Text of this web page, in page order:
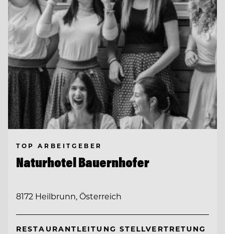
TOP ARBEITGEBER
Naturhotel Bauernhofer
8172 Heilbrunn, Österreich
RESTAURANTLEITUNG STELLVERTRETUNG